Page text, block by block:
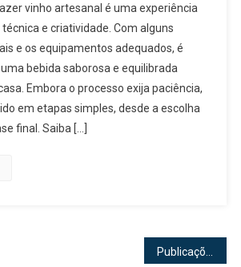
vinho artesanal é uma experiência
e criatividade. Com alguns
e os equipamentos adequados, é
bebida saborosa e equilibrada
Embora o processo exija paciência,
em etapas simples, desde a escolha
final. Saiba […]